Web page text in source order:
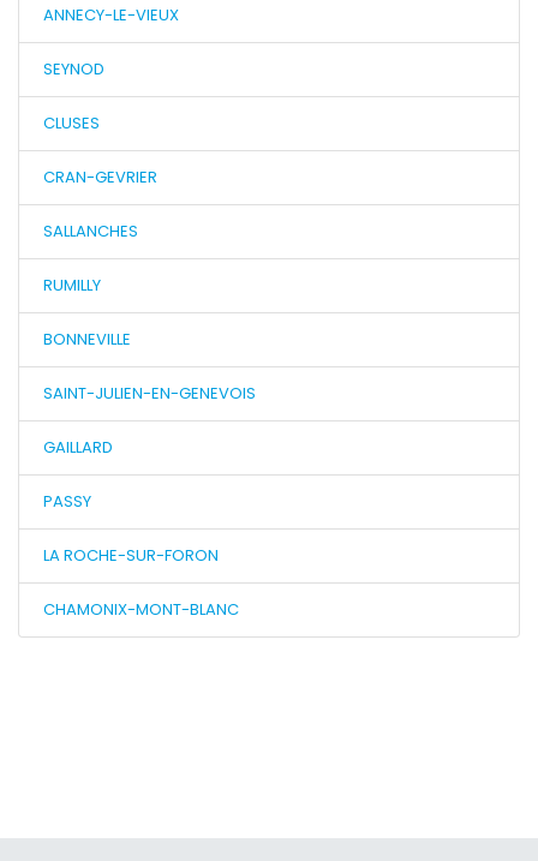
ANNECY-LE-VIEUX
SEYNOD
CLUSES
CRAN-GEVRIER
SALLANCHES
RUMILLY
BONNEVILLE
SAINT-JULIEN-EN-GENEVOIS
GAILLARD
PASSY
LA ROCHE-SUR-FORON
CHAMONIX-MONT-BLANC